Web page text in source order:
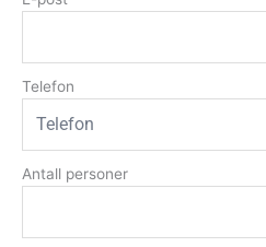
Telefon
Antall personer